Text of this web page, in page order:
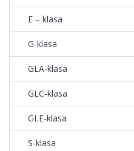
E – klasa
G-klasa
GLA-klasa
GLC-klasa
GLE-klasa
S-klasa